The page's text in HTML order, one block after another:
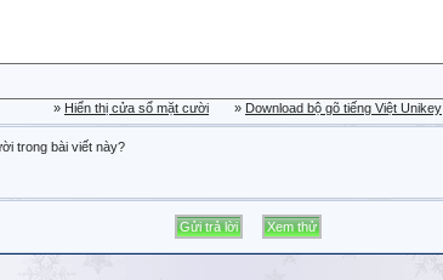
» Hiển thị cửa sổ mặt cười » Download bộ gõ tiếng Việt Unikey
trong bài viết này?